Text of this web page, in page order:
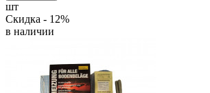
шт
Скидка - 12%
в наличии